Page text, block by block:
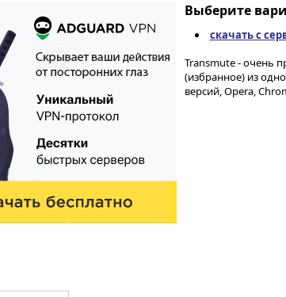
Выберите
скачать с
Transmute - очень
(избранное) из
версий, Opera,